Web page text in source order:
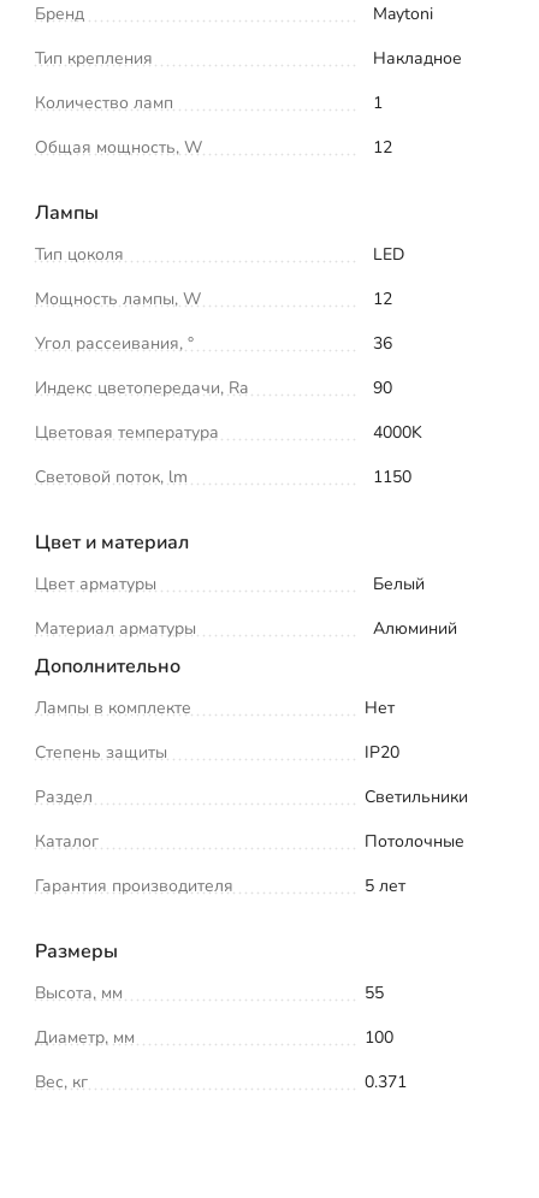
Бренд
Maytoni
Тип крепления
Накладное
Количество ламп
1
Общая мощность, W
12
Лампы
Тип цоколя
LED
Мощность лампы, W
12
Угол рассеивания, °
36
Индекс цветопередачи, Ra
90
Цветовая температура
4000K
Световой поток, lm
1150
Цвет и материал
Цвет арматуры
Белый
Материал арматуры
Алюминий
Дополнительно
Лампы в комплекте
Нет
Степень защиты
IP20
Раздел
Светильники
Каталог
Потолочные
Гарантия производителя
5 лет
Размеры
Высота, мм
55
Диаметр, мм
100
Вес, кг
0.371